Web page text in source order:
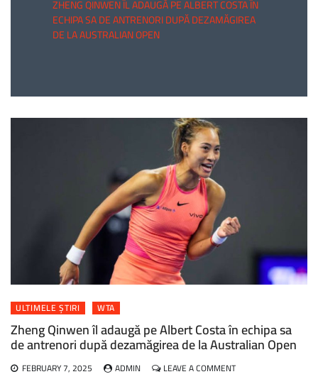
ZHENG QINWEN ÎL ADAUGĂ PE ALBERT COSTA ÎN
ECHIPA SA DE ANTRENORI DUPĂ DEZAMĂGIREA
DE LA AUSTRALIAN OPEN
ULTIMELE ȘTIRI WTA
Zheng Qinwen îl adaugă pe Albert Costa în echipa sa
de antrenori după dezamăgirea de la Australian Open
FEBRUARY 7, 2025 ADMIN LEAVE A COMMENTON